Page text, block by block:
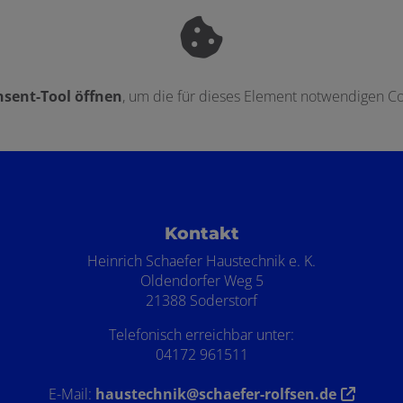
Tool öffnen, um die für dieses Element notwendigen
Kontakt
Heinrich Schaefer Haustechnik e. K.
Oldendorfer Weg 5
21388 Soderstorf
Telefonisch erreichbar unter:
04172 961511
E-Mail: haustechnik@schaefer-rolfsen.de